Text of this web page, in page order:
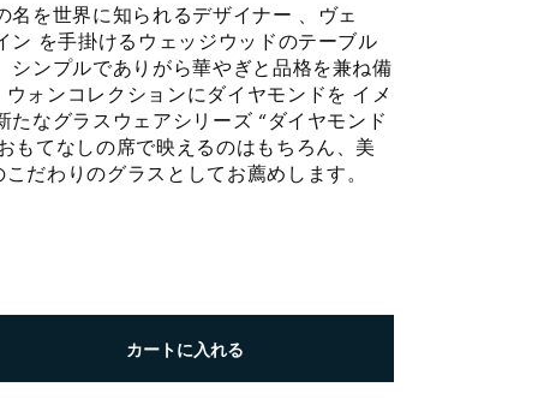
名を世界に知られるデザイナー 、ヴェ
ン を手掛けるウェッジウッドのテーブル
シンプルでありがら華やぎと品格を兼ね備
ォンコレクションにダイヤモンドを イメ
たなグラスウェアシリーズ “ダイヤモンド
もてなしの席で映えるのはもちろん、美
だわりのグラスとしてお薦めします。
カートに入れる